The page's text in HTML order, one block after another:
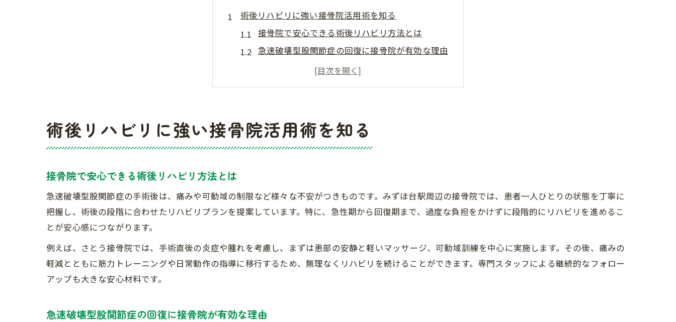
術後リハビリに強い接骨院活用術を知る
接骨院で安心できる術後リハビリ方法とは
急速破壊型股関節症の回復に接骨院が有効な理由
術後の歩行訓練を支える接骨院のサポート体制
接骨院を活用した無理ないリハビリのコツ
急速破壊型股関節症回復の近道とは
接骨院での術後回復プランの立て方と進め方
接骨院で歩行改善を目指すための具体的な手順
股関節症術後に接骨院で得られるサポート内容
接骨院で受けられる術後ケアの特徴と安心感
通いやすい接骨院の選び方と予約時の注意点
接骨院で受ける術後アフターケアの実際
術後リハビリに強い接骨院活用術を知る
接骨院で安心できる術後リハビリ方法とは
急速破壊型股関節症の手術後は、痛みや可動域の制限など様々な不安がつきものです。みずほ台駅周辺の接骨院では、患者一人ひとりの状態を丁寧に
把握し、術後の段階に合わせたリハビリプランを提案しています。特に、急性期から回復期まで、過度な負担をかけずに段階的にリハビリを進めるこ
とが安心感につながります。
例えば、さとう接骨院では、手術直後の炎症や腫れを考慮し、まずは患部の安静と軽いマッサージ、可動域訓練を中心に実施します。その後、痛みの
軽減とともに筋力トレーニングや日常動作の指導に移行するため、無理なくリハビリを続けることができます。専門スタッフによる継続的なフォロー
アップも大きな安心材料です。
急速破壊型股関節症の回復に接骨院が有効な理由